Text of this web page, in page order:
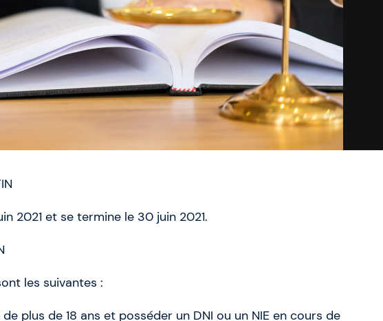
2021 et se termine le 30 juin 2021.
les suivantes :
plus de 18 ans et posséder un DNI ou un NIE en cours de